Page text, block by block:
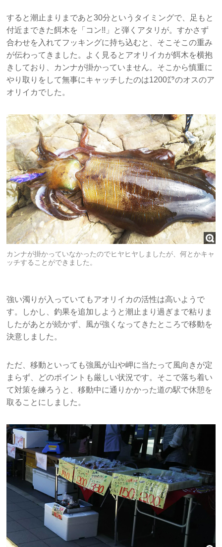
すると潮止まりまであと30分というタイミングで、足もと
付近まできた餌木を「コン!!」と弾くアタリが。すかさず
合わせを入れてフッキングに持ち込むと、そこそこの重み
が伝わってきました。よく見るとアオリイカが餌木を横抱
きしており、カンナが掛かっていません。そこから慎重に
やり取りをして無事にキャッチしたのは1200㌘のオスのア
オリイカでした。
カンナが掛かっていなかったのでヒヤヒヤしましたが、何とかキャ
ッチすることができました。
強い濁りが入っていてもアオリイカの活性は高いようで
す。しかし、釣果を追加しようと潮止まり過ぎまで粘りま
したがあとが続かず、風が強くなってきたところで移動を
決意しました。
ただ、移動といっても強風が山や岬に当たって風向きが定
まらず、どのポイントも厳しい状況です。そこで落ち着い
て対策を練ろうと、移動中に通りかかった道の駅で休憩を
取ることにしました。